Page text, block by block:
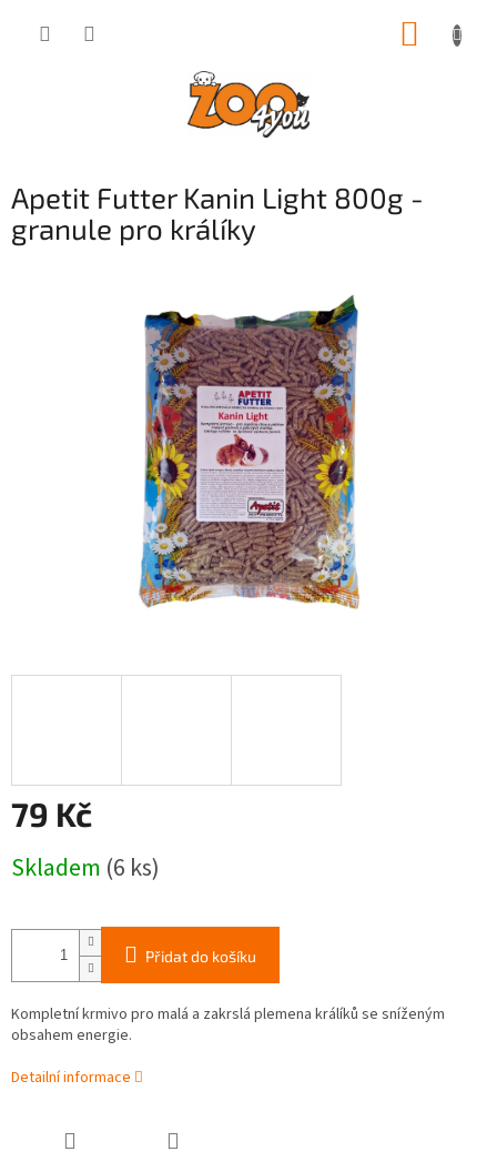
Apetit Futter Kanin Light 800g -
granule pro králíky
79 Kč
cena:
Skladem (6 ks)
Přidat do košíku
Kompletní krmivo pro malá a zakrslá plemena králíků se sníženým
obsahem energie.
Detailní informace